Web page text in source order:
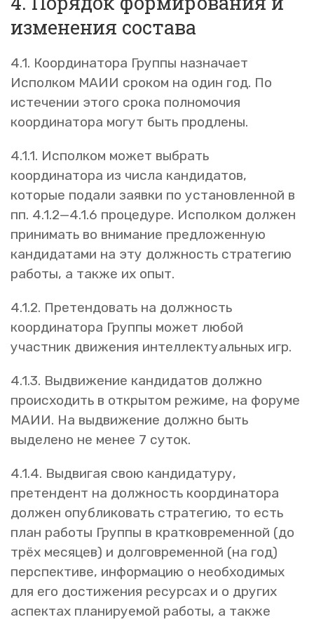
изменения состава
4.1. Координатора Группы назначает
Исполком МАИИ сроком на один год. По
истечении этого срока полномочия
координатора могут быть продлены.
4.1.1. Исполком может выбрать
координатора из числа кандидатов,
которые подали заявки по установленной в
пп. 4.1.2—4.1.6 процедуре. Исполком должен
принимать во внимание предложенную
кандидатами на эту должность стратегию
работы, а также их опыт.
4.1.2. Претендовать на должность
координатора Группы может любой
участник движения интеллектуальных игр.
4.1.3. Выдвижение кандидатов должно
происходить в открытом режиме, на форуме
МАИИ. На выдвижение должно быть
выделено не менее 7 суток.
4.1.4. Выдвигая свою кандидатуру,
претендент на должность координатора
должен опубликовать стратегию, то есть
план работы Группы в кратковременной (до
трёх месяцев) и долговременной (на год)
перспективе, информацию о необходимых
для его достижения ресурсах и о других
аспектах планируемой работы, а также